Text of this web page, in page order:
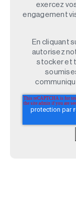
exercez
engagement
En cliquant
autorisez
stocker et